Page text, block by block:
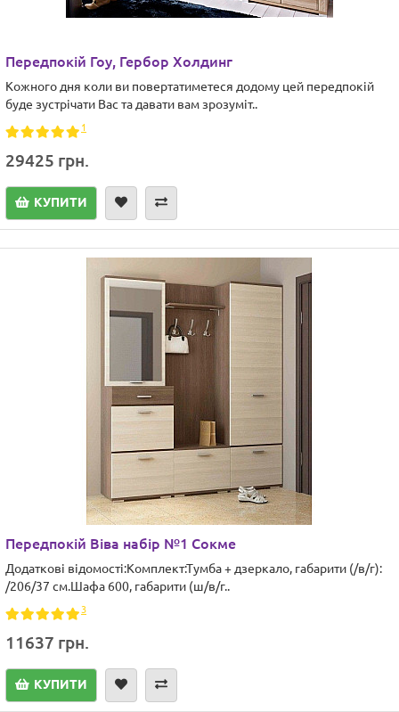
Передпокій Гоу, Гербор Холдинг
Кожного дня коли ви повертатиметеся додому цей передпокій
буде зустрічати Вас та давати вам зрозуміт..
1
29425 грн.
КУПИТИ
Передпокій Віва набір №1 Сокме
Додаткові відомості:Комплект:Тумба + дзеркало, габарити (/в/г):
/206/37 см.Шафа 600, габарити (ш/в/г..
3
11637 грн.
КУПИТИ